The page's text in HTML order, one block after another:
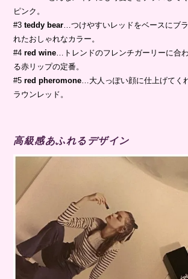
ピンク。
#3teddy bear…つけやすいレッドをベースにブ
れたおしゃれなカラー。
#4red wine…トレンドのフレンチガーリーに合
る赤リップの定番。
#5red pheromone…大人っぽい顔に仕上げてく
ラウンレッド。
高級感あふれるデザイン